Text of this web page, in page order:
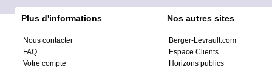
Plus d'informations
Nous contacter
FAQ
Votre compte
Nos autres sites
Berger-Levrault.com
Espace Clients
Horizons publics